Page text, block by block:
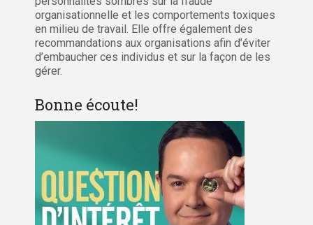
organisationnelle et les comportements toxiques
en milieu de travail. Elle offre également des
recommandations aux organisations afin d’éviter
d’embaucher ces individus et sur la façon de les
gérer.
Bonne écoute!